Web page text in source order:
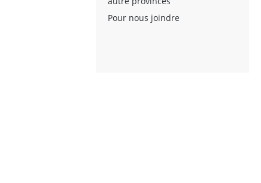
Pour nous joindre